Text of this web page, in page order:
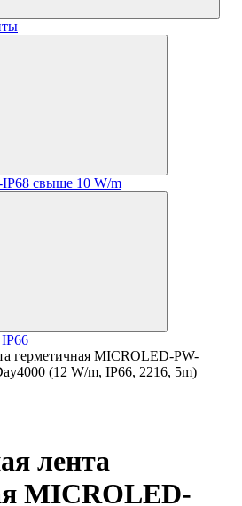
свыше 10 W/m
герметичная MICROLED-PW-
(12 W/m, IP66, 2216, 5m)
лента
MICROLED-